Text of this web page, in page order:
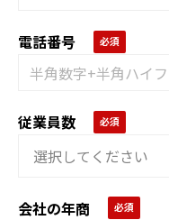
電話番号
従業員数
会社の年商